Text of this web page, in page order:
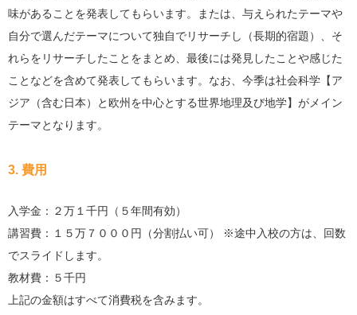
味があることを発表してもらいます。または、与えられたテーマや
自分で選んだテーマについて独自でリサーチし（長期的宿題）、そ
れらをリサーチしたことをまとめ、最後には発見したことや感じた
ことなどを含めて発表してもらいます。なお、今季は社会科学【ア
ジア（含む日本）と欧州を中心とする世界地理及び地学】がメイン
テーマとなります。
3. 費用
入学金：２万１千円（５年間有効）
講習費：１５万７０００円（分割払い可） ※途中入校の方は、回数
でスライドします。
教材費：５千円
上記の金額はすべて消費税を含みます。